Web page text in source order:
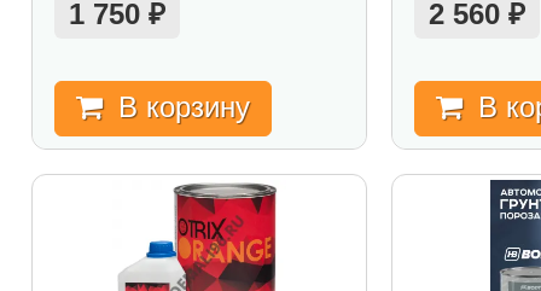
1 750 ₽
В корзину
2 560₽
В